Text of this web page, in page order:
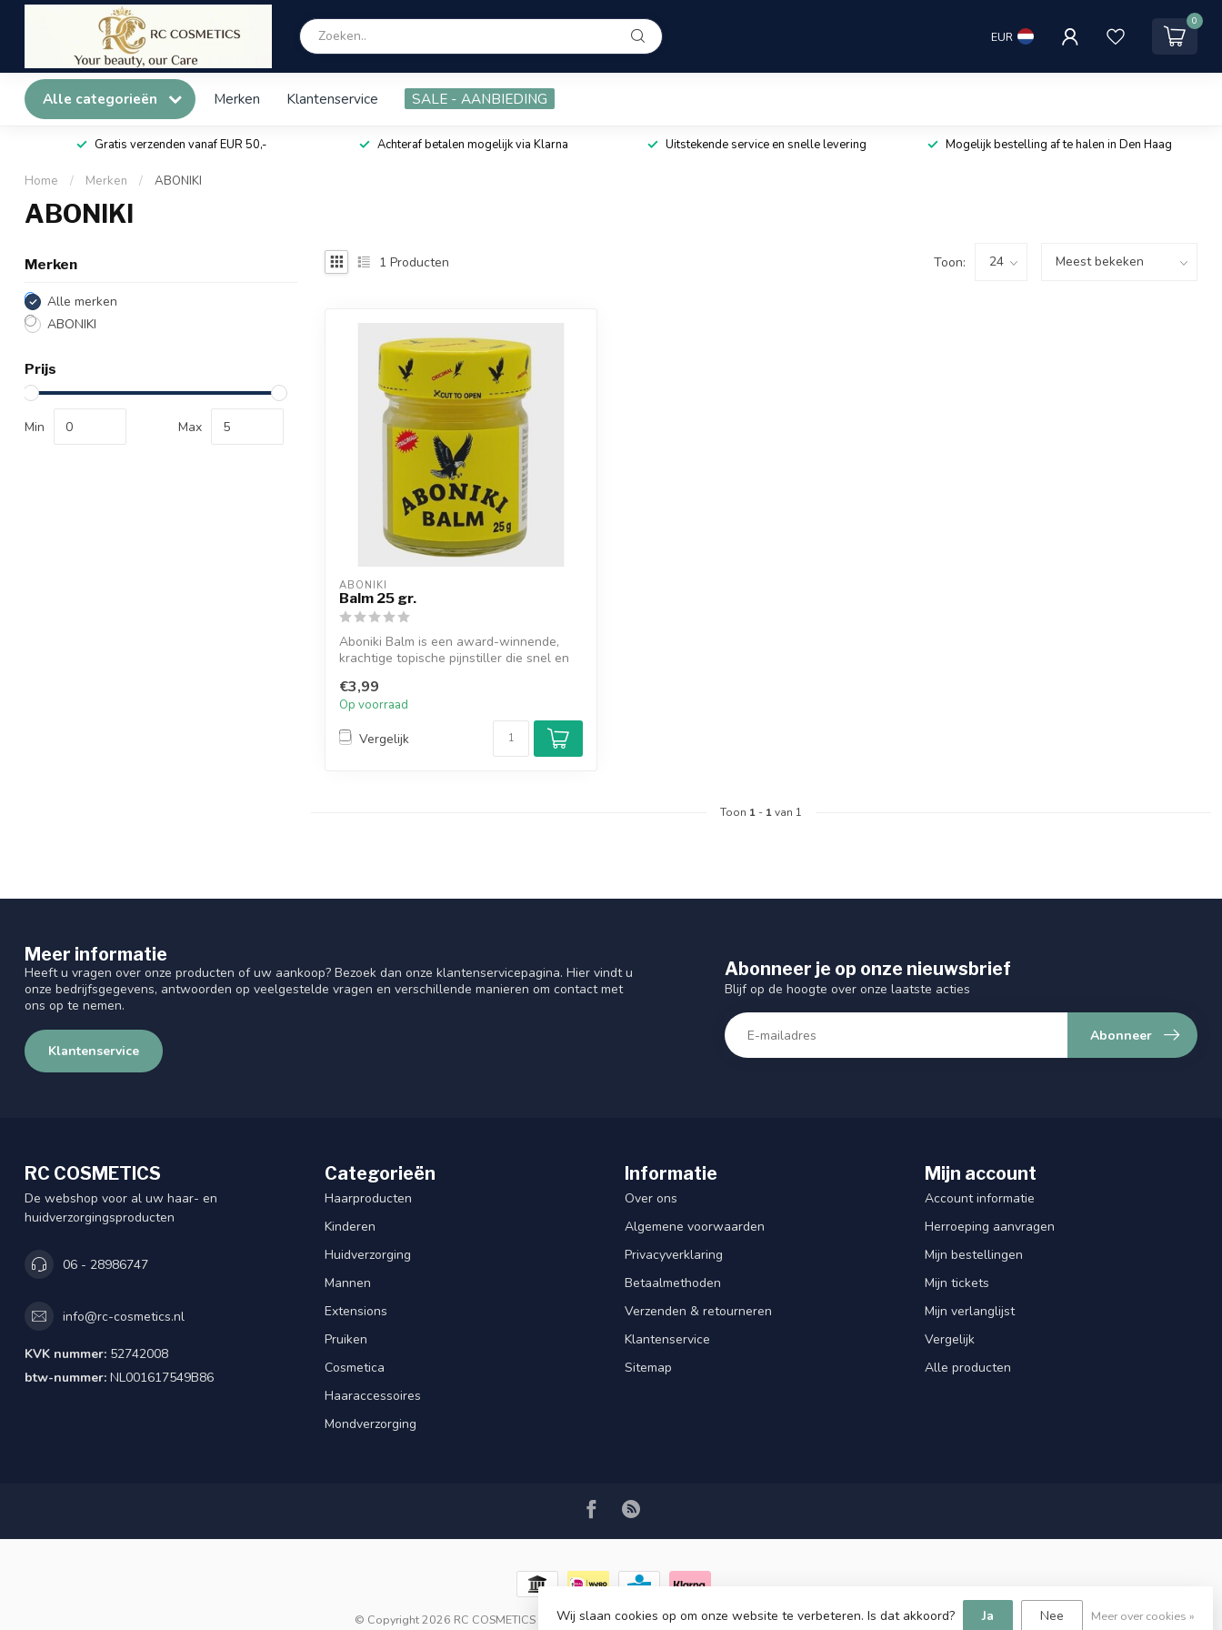
EUR
0
Alle categorieën Merken Klantenservice SALE - AANBIEDING
Gratis verzenden vanaf EUR 50,- Achteraf betalen mogelijk via Klarna Uitstekende service en snelle levering Mogelijk bestelling af te halen in Den Haag
Home / Merken / ABONIKI
ABONIKI
Merken
Alle merken
ABONIKI
Prijs
Min Max
1 Producten Toon:
ABONIKI
Balm 25 gr.
Aboniki Balm is een award-winnende,
krachtige topische pijnstiller die snel en
€3,99
Op voorraad
Vergelijk
Toon 1 - 1van 1
Meer informatie
Heeft u vragen over onze producten of uw aankoop? Bezoek dan onze klantenservicepagina. Hier vindt u
onze bedrijfsgegevens, antwoorden op veelgestelde vragen en verschillende manieren om contact met
ons op te nemen.
Klantenservice
Abonneer je op onze nieuwsbrief
Blijf op de hoogte over onze laatste acties
Abonneer
RC COSMETICS
De webshop voor al uw haar- en
huidverzorgingsproducten
06 - 28986747
info@rc-cosmetics.nl
KVK nummer: 52742008
btw-nummer: NL001617549B86
Categorieën
Haarproducten
Kinderen
Huidverzorging
Mannen
Extensions
Pruiken
Cosmetica
Haaraccessoires
Mondverzorging
Informatie
Over ons
Algemene voorwaarden
Privacyverklaring
Betaalmethoden
Verzenden & retourneren
Klantenservice
Sitemap
Mijn account
Account informatie
Herroeping aanvragen
Mijn bestellingen
Mijn tickets
Mijn verlanglijst
Vergelijk
Alle producten
© Copyright 2026 RC COSMETICS- Powered by Lightspeed-Lightspeed design byDyvelopment
Wij slaan cookies op om onze website te verbeteren. Is dat akkoord? Ja Nee Meer over cookies »